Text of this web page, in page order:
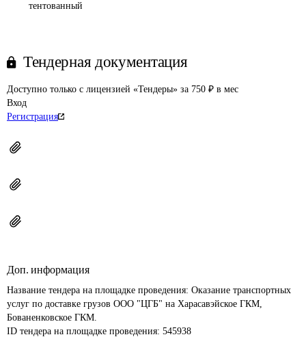
тентованный
Тендерная документация
Доступно только с лицензией «Тендеры» за 750 ₽ в мес
Вход
Регистрация
Доп. информация
Название тендера на площадке проведения: Оказание транспортных
услуг по доставке грузов ООО "ЦГБ" на Харасавэйское ГКМ,
Бованенковское ГКМ.
ID тендера на площадке проведения: 545938